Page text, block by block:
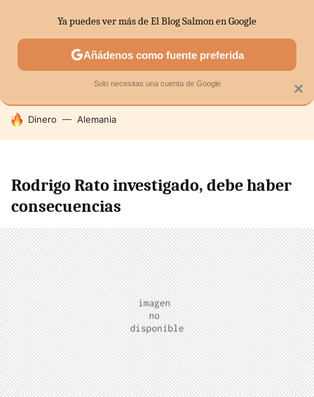
SECTORES ECONOMÍA DOMÉSTICA MERCADOS
HOY SE HABLA DE
Dinero Alemania
Rodrigo Rato investigado, debe haber
consecuencias
×
Ya puedes ver más de El Blog Salmon en Google
Añádenos como fuente preferida
Solo necesitas una cuenta de Google